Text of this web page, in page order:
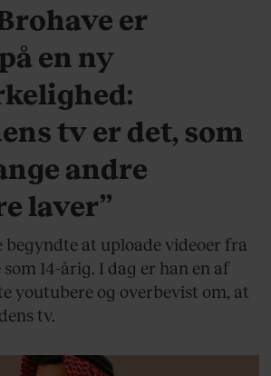
er
en ny
tv er det, som
andre
laver”
begyndte at uploade videoer fra
14-årig. I dag er han en af
youtubere og overbevist om, at
tv.